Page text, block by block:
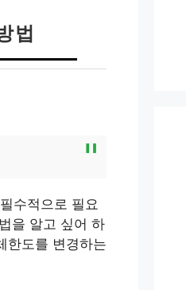
법
수적으로 필요
을 알고 싶어 하
한도를 변경하는